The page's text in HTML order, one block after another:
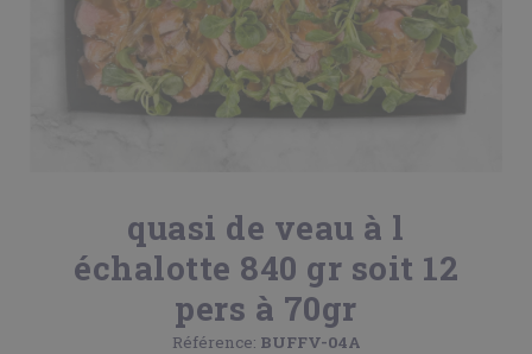
quasi de veau à l
échalotte 840 gr soit 12
pers à 70gr
Référence: BUFFV-04A